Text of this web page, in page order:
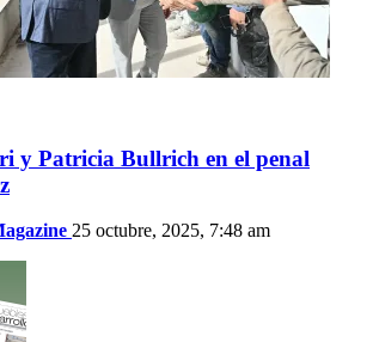
y Patricia Bullrich en el penal
25 octubre, 2025, 7:48 am